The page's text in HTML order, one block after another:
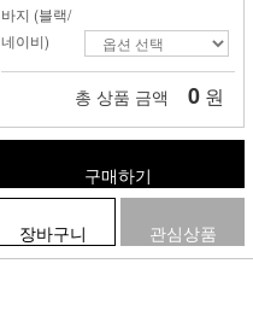
바지 (블랙/
네이비)
총 상품 금액 0 원
구매하기
장바구니 관심상품